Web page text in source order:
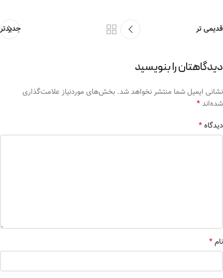
جدیدتر قدیمی تر
دیدگاهتان را بنویسید
نشانی ایمیل شما منتشر نخواهد شد. بخش‌های موردنیاز علامت‌گذاری
شده‌اند*
دیدگاه*
نام*